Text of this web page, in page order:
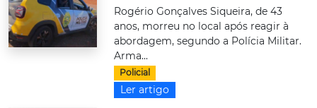
Rogério Gonçalves Siqueira, de 43
anos, morreu no local após reagir à
abordagem, segundo a Polícia Militar.
Arma...
Policial
Ler artigo